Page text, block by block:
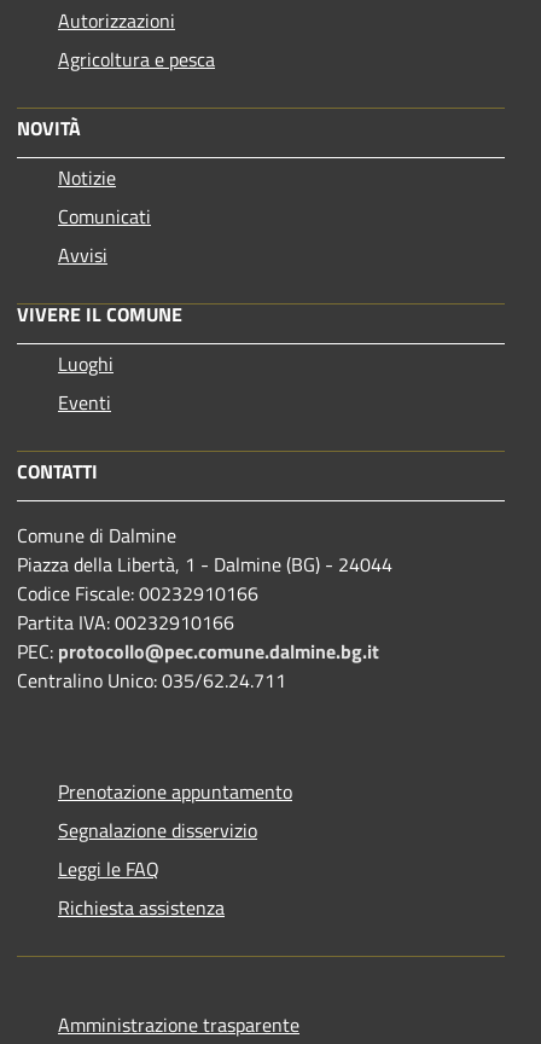
Autorizzazioni
Agricoltura e pesca
NOVITÀ
Notizie
Comunicati
Avvisi
VIVERE IL COMUNE
Luoghi
Eventi
CONTATTI
Comune di Dalmine
Piazza della Libertà, 1 - Dalmine (BG) - 24044
Codice Fiscale: 00232910166
Partita IVA: 00232910166
PEC: protocollo@pec.comune.dalmine.bg.it
Centralino Unico: 035/62.24.711
Prenotazione appuntamento
Segnalazione disservizio
Leggi le FAQ
Richiesta assistenza
Amministrazione trasparente